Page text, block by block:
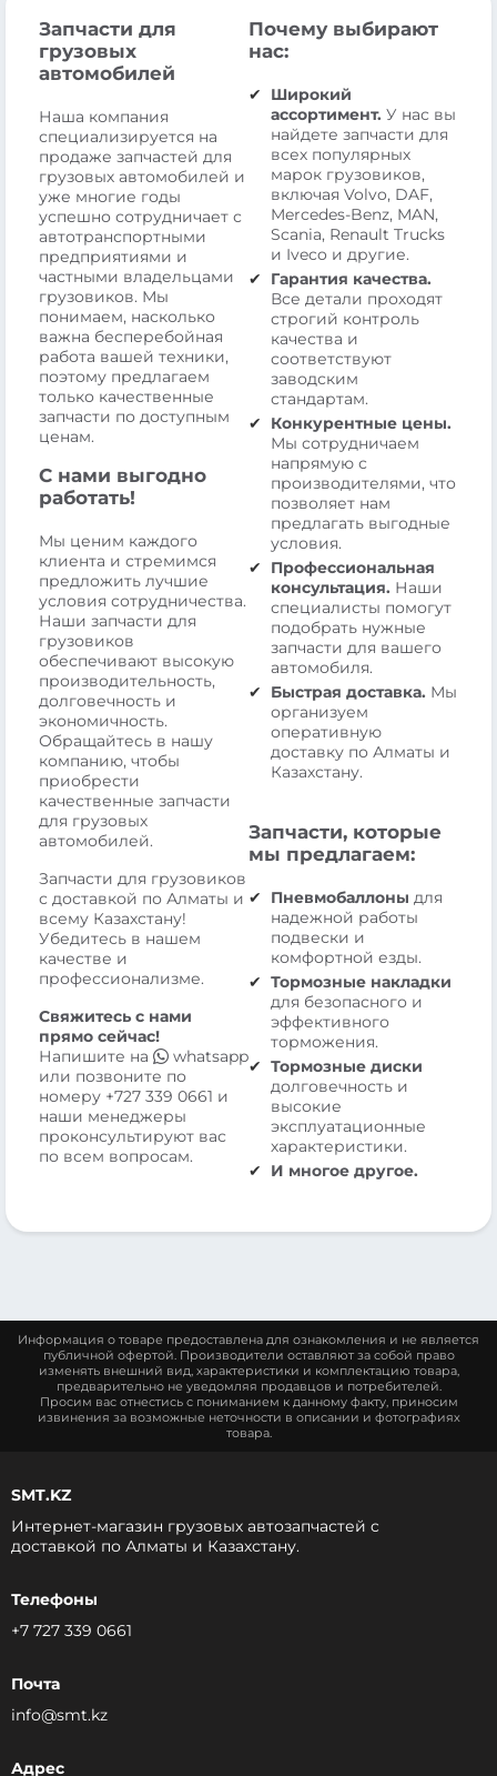
Запчасти для
грузовых
автомобилей
Наша компания
специализируется на
продаже запчастей для
грузовых автомобилей и
уже многие годы
успешно сотрудничает с
автотранспортными
предприятиями и
частными владельцами
грузовиков. Мы
понимаем, насколько
важна бесперебойная
работа вашей техники,
поэтому предлагаем
только качественные
запчасти по доступным
ценам.
С нами выгодно
работать!
Мы ценим каждого
клиента и стремимся
предложить лучшие
условия сотрудничества.
Наши запчасти для
грузовиков
обеспечивают высокую
производительность,
долговечность и
экономичность.
Обращайтесь в нашу
компанию, чтобы
приобрести
качественные запчасти
для грузовых
автомобилей.
Запчасти для грузовиков
с доставкой по Алматы и
всему Казахстану!
Убедитесь в нашем
качестве и
профессионализме.
Свяжитесь с нами
прямо сейчас!
Напишите на
whatsapp
или позвоните по
номеру +727 339 0661 и
наши менеджеры
проконсультируют вас
по всем вопросам.
Почему выбирают
нас:
Широкий
ассортимент. У нас вы
найдете запчасти для
всех популярных
марок грузовиков,
включая Volvo, DAF,
Mercedes-Benz, MAN,
Scania, Renault Trucks
и Iveco и другие.
Гарантия качества.
Все детали проходят
строгий контроль
качества и
соответствуют
заводским
стандартам.
Конкурентные цены.
Мы сотрудничаем
напрямую с
производителями, что
позволяет нам
предлагать выгодные
условия.
Профессиональная
консультация. Наши
специалисты помогут
подобрать нужные
запчасти для вашего
автомобиля.
Быстрая доставка. Мы
организуем
оперативную
доставку по Алматы и
Казахстану.
Запчасти, которые
мы предлагаем:
Пневмобаллоны для
надежной работы
подвески и
комфортной езды.
Тормозные накладки
для безопасного и
эффективного
торможения.
Тормозные диски
долговечность и
высокие
эксплуатационные
характеристики.
И многое другое.
Информация о товаре предоставлена для ознакомления и не является
публичной офертой. Производители оставляют за собой право
изменять внешний вид, характеристики и комплектацию товара,
предварительно не уведомляя продавцов и потребителей.
Просим вас отнестись с пониманием к данному факту, приносим
извинения за возможные неточности в описании и фотографиях
товара.
SMT.KZ
Интернет-магазин грузовых автозапчастей c
доставкой по Алматы и Казахстану.
Телефоны
+7 727 339 0661
Почта
info@smt.kz
Адрес